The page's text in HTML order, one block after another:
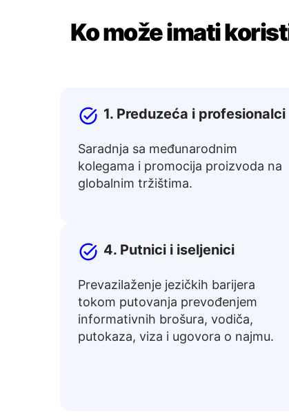
Ko može imati
1. Preduzeća i profesionalci
Saradnja sa međunarodnim
kolegama i promocija proizvoda na
globalnim tržištima.
4. Putnici i iseljenici
Prevazilaženje jezičkih barijera
tokom putovanja prevođenjem
informativnih brošura, vodiča,
putokaza, viza i ugovora o najmu.